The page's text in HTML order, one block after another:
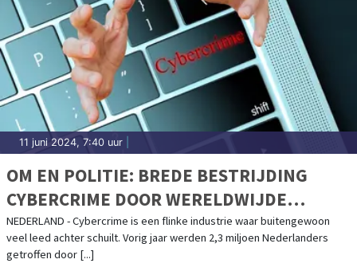
11 juni 2024, 7:40 uur
OM EN POLITIE: BREDE BESTRIJDING
CYBERCRIME DOOR WERELDWIJDE
OMVANG EN DREIGING BELANGRIJKER
DAN OOIT
NEDERLAND - Cybercrime is een flinke industrie waar buitengewoon
veel leed achter schuilt. Vorig jaar werden 2,3 miljoen Nederlanders
getroffen door [...]